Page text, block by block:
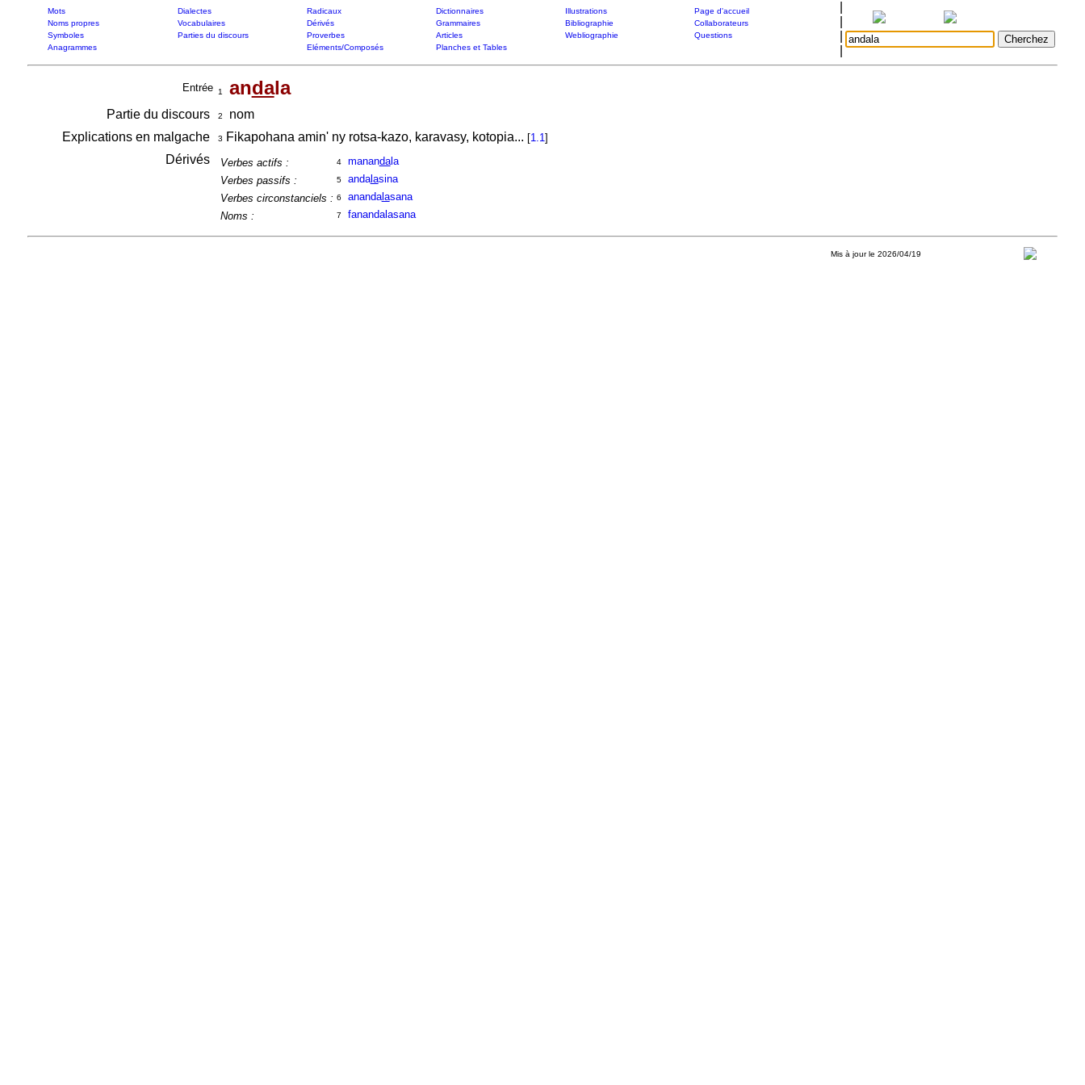
Mots Dialectes Radicaux Dictionnaires Illustrations
Page d'accueil
Noms propres
Vocabulaires Dérivés Grammaires Bibliographie
Collaborateurs
Symboles
Parties du discours Proverbes Articles Webliographie
Questions
Anagrammes
Eléments/Composés Planches et Tables
Entrée 1 andala
Partie du discours 2
nom
Explications en malgache
3 Fikapohana amin' ny rotsa-kazo, karavasy, kotopia... [1.1]
Dérivés Verbes actifs : 4 manandala
Verbes passifs :
5 andalasina
Verbes circonstanciels : 6 anandalasana
Noms :
7 fanandalasana
Mis à jour le 2026/04/19